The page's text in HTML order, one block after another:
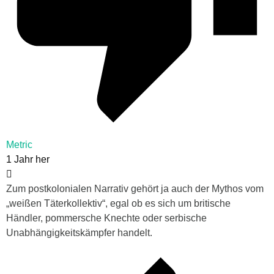
Metric
1 Jahr her
Zum postkolonialen Narrativ gehört ja auch der Mythos vom
„weißen Täterkollektiv“, egal ob es sich um britische
Händler, pommersche Knechte oder serbische
Unabhängigkeitskämpfer handelt.